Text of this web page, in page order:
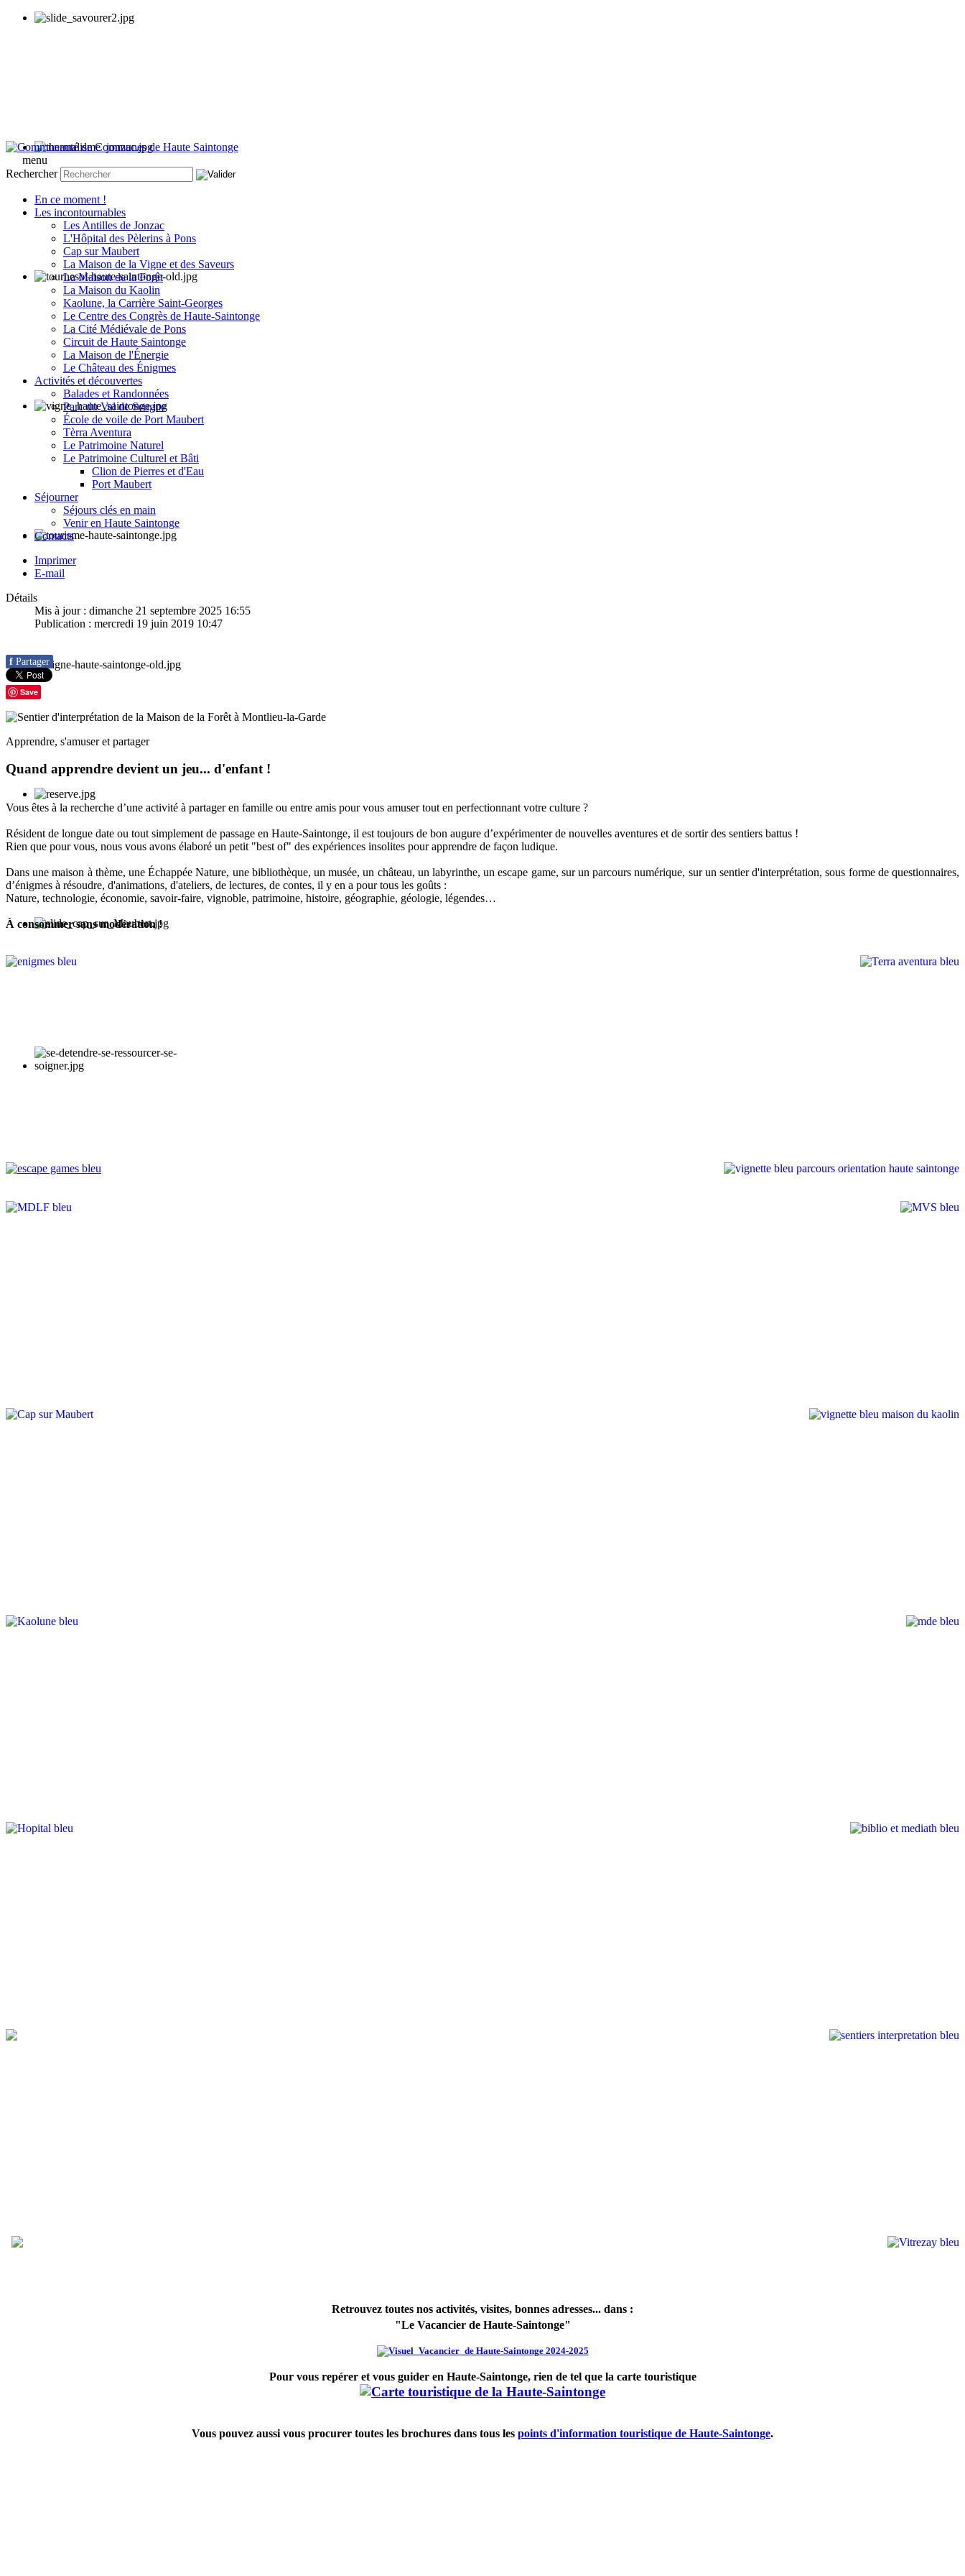
menu
Rechercher
En ce moment !
Les incontournables
Les Antilles de Jonzac
L'Hôpital des Pèlerins à Pons
Cap sur Maubert
La Maison de la Vigne et des Saveurs
La Maison de la Forêt
La Maison du Kaolin
Kaolune, la Carrière Saint-Georges
Le Centre des Congrès de Haute-Saintonge
La Cité Médiévale de Pons
Circuit de Haute Saintonge
La Maison de l'Énergie
Le Château des Énigmes
Activités et découvertes
Balades et Randonnées
Parc du Val de Seugne
École de voile de Port Maubert
Tèrra Aventura
Le Patrimoine Naturel
Le Patrimoine Culturel et Bâti
Clion de Pierres et d'Eau
Port Maubert
Séjourner
Séjours clés en main
Venir en Haute Saintonge
Contacts
Imprimer
E-mail
Détails
Mis à jour : dimanche 21 septembre 2025 16:55
Publication : mercredi 19 juin 2019 10:47
f Partager
Save
Apprendre, s'amuser et partager
Quand apprendre devient un jeu... d'enfant !
Vous êtes à la recherche d’une activité à partager en famille ou entre amis pour vous amuser tout en perfectionnant votre culture ?
Résident de longue date ou tout simplement de passage en Haute-Saintonge, il est toujours de bon augure d’expérimenter de nouvelles aventures et de sortir des sentiers battus !
Rien que pour vous, nous vous avons élaboré un petit "best of" des expériences insolites pour apprendre de façon ludique.
Dans une maison à thème, une Échappée Nature, une bibliothèque, un musée, un château, un labyrinthe, un escape game, sur un parcours numérique, sur un sentier d'interprétation, sous forme de questionnaires,
d’énigmes à résoudre, d'animations, d'ateliers, de lectures, de contes, il y en a pour tous les goûts :
Nature, technologie, économie, savoir-faire, vignoble, patrimoine, histoire, géographie, géologie, légendes…
À consommer sans modération !
Retrouvez toutes nos activités, visites, bonnes adresses... dans :
"Le Vacancier de Haute-Saintonge"
Pour vous repéreret vous guideren Haute-Saintonge, rien de tel que la carte touristique
Vous pouvez aussi vous procurer toutes les brochures dans tous les points d'information touristique de Haute-Saintonge.